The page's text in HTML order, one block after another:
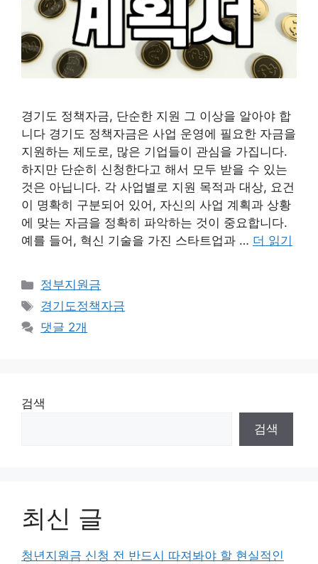
경기도 정책자금, 단순한 지원 그 이상을 알아야 합
니다 경기도 정책자금은 사업 운영에 필요한 자금을
지원하는 제도로, 많은 기업들이 관심을 가집니다.
하지만 단순히 신청한다고 해서 모두 받을 수 있는
것은 아닙니다. 각 사업별로 지원 목적과 대상, 요건
이 명확히 구분되어 있어, 자신의 사업 계획과 상황
에 맞는 자금을 정확히 파악하는 것이 중요합니다.
예를 들어, 혁신 기술을 가진 스타트업과 … 더 읽기
카
테
리
정부지원금
태
그
경기도정책자금
댓글 2개
검색
검색
최신 글
청년지원금 신청 전 반드시 따져봐야 할 현실적인